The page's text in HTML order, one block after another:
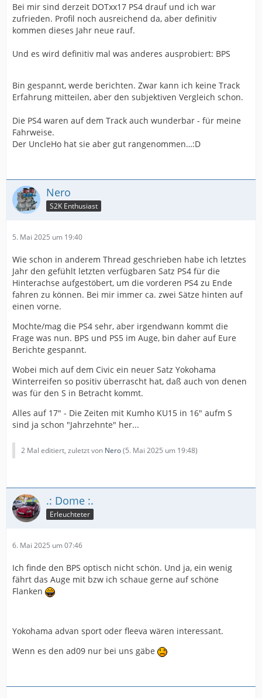
Bei mir sind derzeit DOTxx17 PS4 drauf und ich war
zufrieden. Profil noch ausreichend da, aber definitiv
kommen dieses Jahr neue rauf.
Und es wird definitiv mal was anderes ausprobiert: BPS
Bin gespannt, werde berichten. Zwar kann ich keine Track
Erfahrung mitteilen, aber den subjektiven Vergleich schon.
Die PS4 waren auf dem Track auch wunderbar - für meine
Fahrweise.
Der UncleHo hat sie aber gut rangenommen…:D
Nero
S2K Enthusiast
5. Mai 2025 um 19:40
Wie schon in anderem Thread geschrieben habe ich letztes
Jahr den gefühlt letzten verfügbaren Satz PS4 für die
Hinterachse aufgestöbert, um die vorderen PS4 zu Ende
fahren zu können. Bei mir immer ca. zwei Sätze hinten auf
einen vorne.
Mochte/mag die PS4 sehr, aber irgendwann kommt die
Frage was nun. BPS und PS5 im Auge, bin daher auf Eure
Berichte gespannt.
Wobei mich auf dem Civic ein neuer Satz Yokohama
Winterreifen so positiv überrascht hat, daß auch von denen
was für den S in Betracht kommt.
Alles auf 17" - Die Zeiten mit Kumho KU15 in 16" aufm S
sind ja schon "Jahrzehnte" her...
2 Mal editiert, zuletzt von Nero(5. Mai 2025 um 19:48)
.: Dome :.
Erleuchteter
6. Mai 2025 um 07:46
Ich finde den BPS optisch nicht schön. Und ja, ein wenig
fährt das Auge mit bzw ich schaue gerne auf schöne
Flanken
Yokohama advan sport oder fleeva wären interessant.
Wenn es den ad09 nur bei uns gäbe